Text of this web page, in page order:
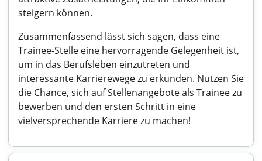
steigern können.
Zusammenfassend lässt sich sagen, dass eine
Trainee-Stelle eine hervorragende Gelegenheit ist,
um in das Berufsleben einzutreten und
interessante Karrierewege zu erkunden. Nutzen Sie
die Chance, sich auf Stellenangebote als Trainee zu
bewerben und den ersten Schritt in eine
vielversprechende Karriere zu machen!